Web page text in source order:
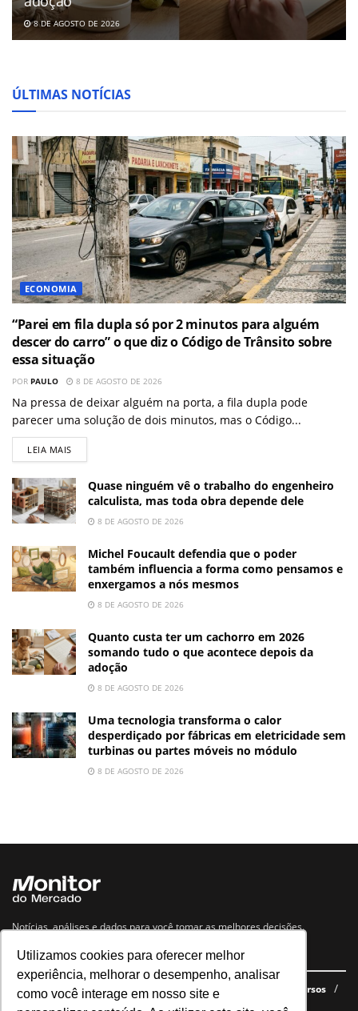
Utilizamos cookies para oferecer melhor
experiência, melhorar o desempenho, analisar
como você interage em nosso site e
8 DE AGOSTO DE 2026
ÚLTIMAS NOTÍCIAS
ECONOMIA
“Parei em fila dupla só por 2 minutos para alguém
descer do carro” o que diz o Código de Trânsito sobre
essa situação
POR PAULO 8 DE AGOSTO DE 2026
Na pressa de deixar alguém na porta, a fila dupla pode
parecer uma solução de dois minutos, mas o Código...
LEIA MAIS
Quase ninguém vê o trabalho do engenheiro
calculista, mas toda obra depende dele
8 DE AGOSTO DE 2026
Michel Foucault defendia que o poder
também influencia a forma como pensamos e
enxergamos a nós mesmos
8 DE AGOSTO DE 2026
Quanto custa ter um cachorro em 2026
somando tudo o que acontece depois da
adoção
8 DE AGOSTO DE 2026
Uma tecnologia transforma o calor
desperdiçado por fábricas em eletricidade sem
turbinas ou partes móveis no módulo
8 DE AGOSTO DE 2026
Notícias, análises e dados para você tomar as melhores decisões.
Navegue no site
Últimas notícias Quem somos E-books gratuitos
Cursos
Política de privacidade